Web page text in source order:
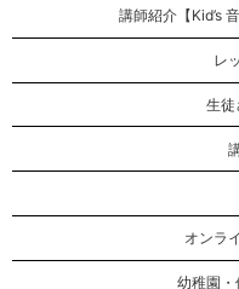
講師紹介【Kid’s
レ
生徒
オンラ
幼稚園・